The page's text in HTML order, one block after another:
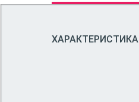
ХАРАКТЕРИСТИКА